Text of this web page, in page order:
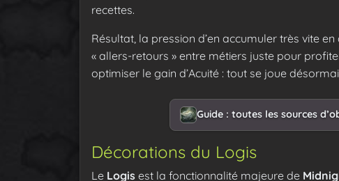
recettes.
Résultat, la pression d’en accumuler très vite
« allers-retours » entre métiers juste pour
optimiser le gain d’Acuité : tout se joue
Guide : toutes les sources
Décorations du Logis
Le Logis est la fonctionnalité majeure de